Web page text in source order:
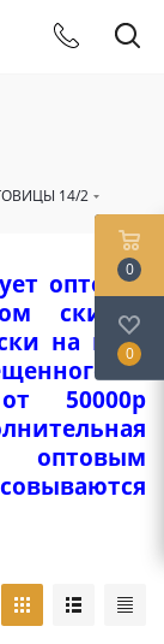
14/2
оптовая
скидка
на весь
в
50000р
0
0